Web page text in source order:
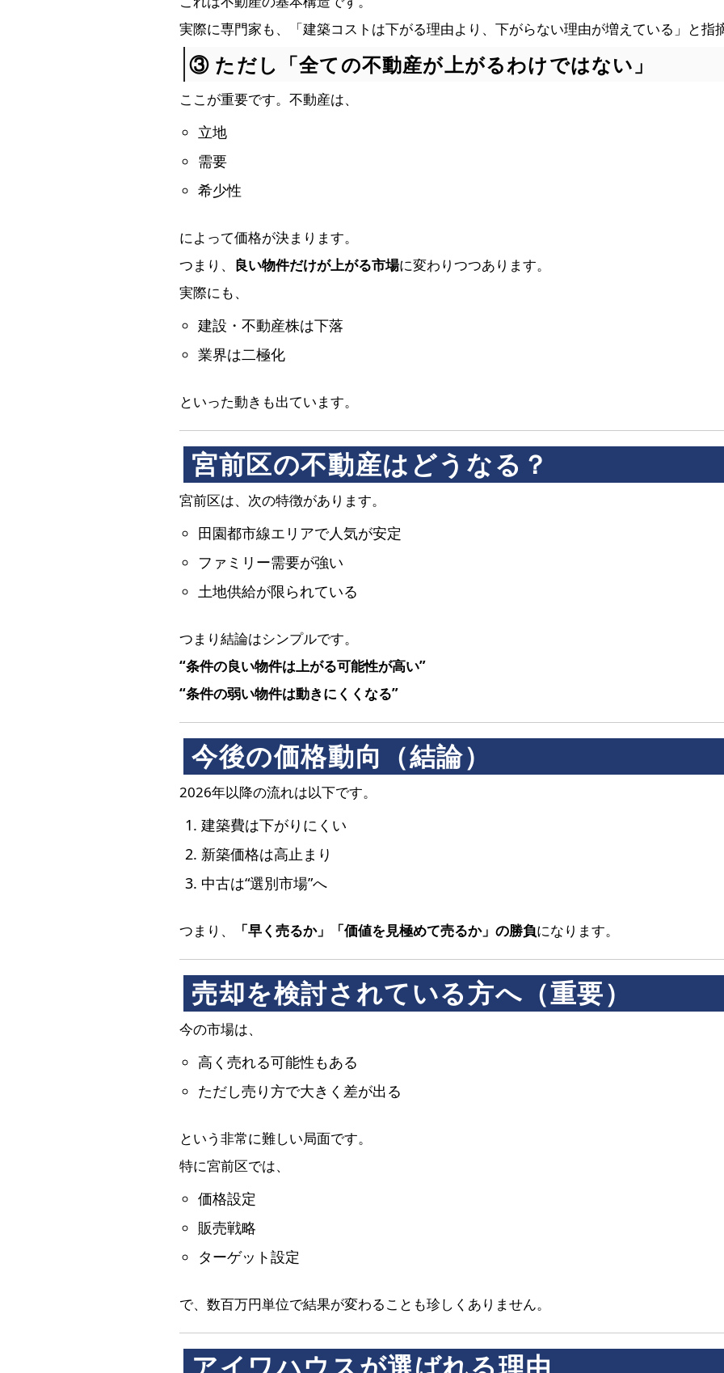
実際に専門家も、「建築コストは下がる理由より、下がらない理由が増えている」と指
③ ただし「全ての不動産が上がるわけではない」
ここが重要です。不動産は、
立地
需要
希少性
によって価格が決まります。
つまり、 良い物件だけが上がる市場に変わりつつあります。
実際にも、
建設・不動産株は下落
業界は二極化
といった動きも出ています。
宮前区の不動産はどうなる？
宮前区は、次の特徴があります。
田園都市線エリアで人気が安定
ファミリー需要が強い
土地供給が限られている
つまり結論はシンプルです。
“条件の良い物件は上がる可能性が高い”
“条件の弱い物件は動きにくくなる”
今後の価格動向（結論）
2026年以降の流れは以下です。
建築費は下がりにくい
新築価格は高止まり
中古は“選別市場”へ
つまり、 「早く売るか」「価値を見極めて売るか」の勝負になります。
売却を検討されている方へ（重要）
今の市場は、
高く売れる可能性もある
ただし売り方で大きく差が出る
という非常に難しい局面です。
特に宮前区では、
価格設定
販売戦略
ターゲット設定
で、数百万円単位で結果が変わることも珍しくありません。